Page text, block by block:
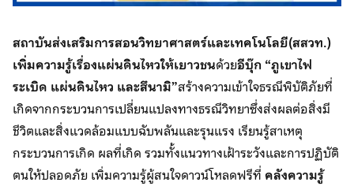
สถาบันส่งเสริมการสอนวิทยาศาสตร์และเทคโนโลยี(สสวท.)
เพิ่มความรู้เรื่องแผ่นดินไหวให้เยาวชนด้วยอีบุ๊ก “ภูเขาไฟ
ระเบิด แผ่นดินไหว และสึนามิ”สร้างความเข้าใจธรณีพิบัติภัยที่
เกิดจากกระบวนการเปลี่ยนแปลงทางธรณีวิทยาซึ่งส่งผลต่อสิ่งมี
ชีวิตและสิ่งแวดล้อมแบบฉับพลันและรุนแรง เรียนรู้สาเหตุ
กระบวนการเกิด ผลที่เกิด รวมทั้งแนวทางเฝ้าระวังและการปฏิบัติ
ตนให้ปลอดภัย เพิ่มความรู้ผู้สนใจดาวน์โหลดฟรีที่ คลังความรู้